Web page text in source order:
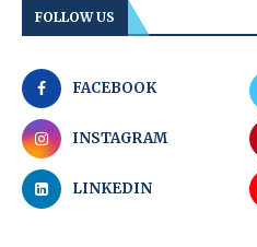
FOLLOW US
FACEBOOK
INSTAGRAM
LINKEDIN